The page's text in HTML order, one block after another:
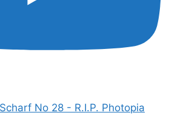
No 28 - R.I.P. Photopia